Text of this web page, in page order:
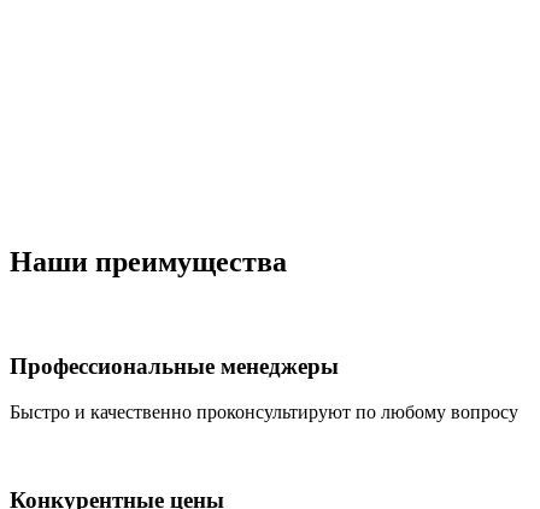
Наши преимущества
Профессиональные менеджеры
Быстро и качественно проконсультируют по любому вопросу
Конкурентные цены